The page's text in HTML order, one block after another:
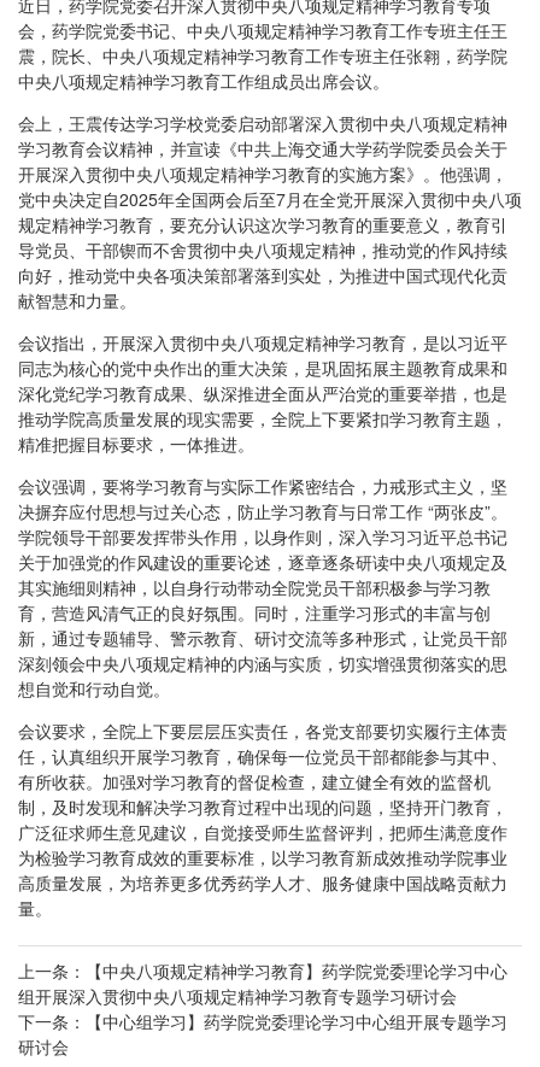
近日，药学院党委召开深入贯彻中央八项规定精神学习教育专项
会，药学院党委书记、中央八项规定精神学习教育工作专班主任王
震，院长、中央八项规定精神学习教育工作专班主任张翱，药学院
中央八项规定精神学习教育工作组成员出席会议。
会上，王震传达学习学校党委启动部署深入贯彻中央八项规定精神
学习教育会议精神，并宣读《中共上海交通大学药学院委员会关于
开展深入贯彻中央八项规定精神学习教育的实施方案》。他强调，
党中央决定自2025年全国两会后至7月在全党开展深入贯彻中央八项
规定精神学习教育，要充分认识这次学习教育的重要意义，教育引
导党员、干部锲而不舍贯彻中央八项规定精神，推动党的作风持续
向好，推动党中央各项决策部署落到实处，为推进中国式现代化贡
献智慧和力量。
会议指出，开展深入贯彻中央八项规定精神学习教育，是以习近平
同志为核心的党中央作出的重大决策，是巩固拓展主题教育成果和
深化党纪学习教育成果、纵深推进全面从严治党的重要举措，也是
推动学院高质量发展的现实需要，全院上下要紧扣学习教育主题，
精准把握目标要求，一体推进。
会议强调，要将学习教育与实际工作紧密结合，力戒形式主义，坚
决摒弃应付思想与过关心态，防止学习教育与日常工作 “两张皮”。
学院领导干部要发挥带头作用，以身作则，深入学习习近平总书记
关于加强党的作风建设的重要论述，逐章逐条研读中央八项规定及
其实施细则精神，以自身行动带动全院党员干部积极参与学习教
育，营造风清气正的良好氛围。同时，注重学习形式的丰富与创
新，通过专题辅导、警示教育、研讨交流等多种形式，让党员干部
深刻领会中央八项规定精神的内涵与实质，切实增强贯彻落实的思
想自觉和行动自觉。​
会议要求，全院上下要层层压实责任，各党支部要切实履行主体责
任，认真组织开展学习教育，确保每一位党员干部都能参与其中、
有所收获。加强对学习教育的督促检查，建立健全有效的监督机
制，及时发现和解决学习教育过程中出现的问题，坚持开门教育，
广泛征求师生意见建议，自觉接受师生监督评判，把师生满意度作
为检验学习教育成效的重要标准，以学习教育新成效推动学院事业
高质量发展，为培养更多优秀药学人才、服务健康中国战略贡献力
量。
上一条：【中央八项规定精神学习教育】药学院党委理论学习中心
组开展深入贯彻中央八项规定精神学习教育专题学习研讨会
下一条：【中心组学习】药学院党委理论学习中心组开展专题学习
研讨会